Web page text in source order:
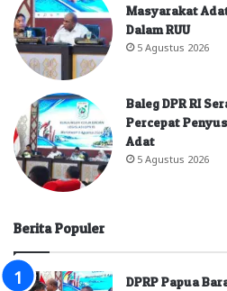
Masyarakat
Dalam RUU
5 Agustus 2026
Baleg DPR RI
Percepat
Adat
5 Agustus 2026
Berita Populer
DPRP Papua